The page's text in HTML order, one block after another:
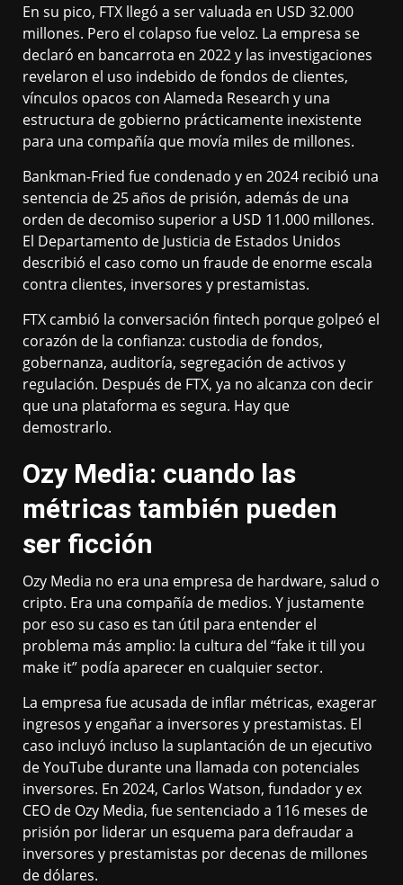
En su pico, FTX llegó a ser valuada en USD 32.000
millones. Pero el colapso fue veloz. La empresa se
declaró en bancarrota en 2022 y las investigaciones
revelaron el uso indebido de fondos de clientes,
vínculos opacos con Alameda Research y una
estructura de gobierno prácticamente inexistente
para una compañía que movía miles de millones.
Bankman-Fried fue condenado y en 2024 recibió una
sentencia de 25 años de prisión, además de una
orden de decomiso superior a USD 11.000 millones.
El Departamento de Justicia de Estados Unidos
describió el caso como un fraude de enorme escala
contra clientes, inversores y prestamistas.
FTX cambió la conversación fintech porque golpeó el
corazón de la confianza: custodia de fondos,
gobernanza, auditoría, segregación de activos y
regulación. Después de FTX, ya no alcanza con decir
que una plataforma es segura. Hay que
demostrarlo.
Ozy Media: cuando las
métricas también pueden
ser ficción
Ozy Media no era una empresa de hardware, salud o
cripto. Era una compañía de medios. Y justamente
por eso su caso es tan útil para entender el
problema más amplio: la cultura del “fake it till you
make it” podía aparecer en cualquier sector.
La empresa fue acusada de inflar métricas, exagerar
ingresos y engañar a inversores y prestamistas. El
caso incluyó incluso la suplantación de un ejecutivo
de YouTube durante una llamada con potenciales
inversores. En 2024, Carlos Watson, fundador y ex
CEO de Ozy Media, fue sentenciado a 116 meses de
prisión por liderar un esquema para defraudar a
inversores y prestamistas por decenas de millones
de dólares.